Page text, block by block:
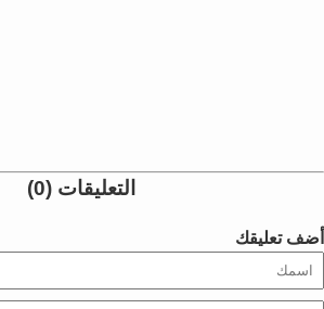
التعليقات (0)
أضف تعليقك